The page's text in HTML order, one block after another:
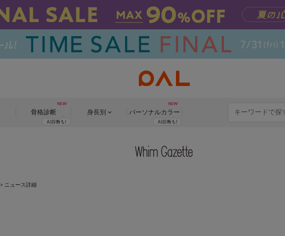
骨格診断 身長別 パーソナルカラー
> ニュース詳細